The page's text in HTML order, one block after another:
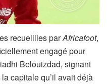
recueillies parAfricafoot,
engagé pour
Belouizdad, signant
capitale qu’il avait déjà